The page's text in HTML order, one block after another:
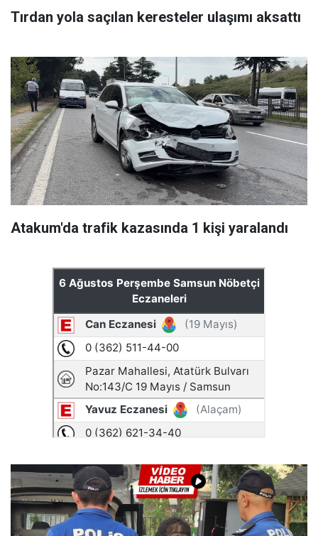
Tırdan yola saçılan keresteler ulaşımı aksattı
Atakum'da trafik kazasında 1 kişi yaralandı